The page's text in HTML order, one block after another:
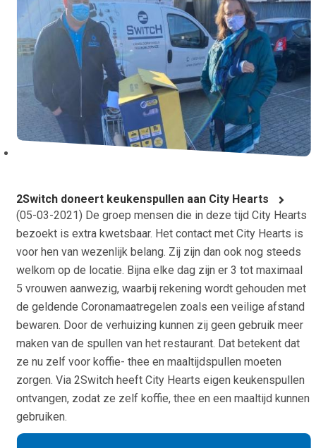
2Switch doneert keukenspullen aan City Hearts
(05-03-2021) De groep mensen die in deze tijd City Hearts
bezoekt is extra kwetsbaar. Het contact met City Hearts is
voor hen van wezenlijk belang. Zij zijn dan ook nog steeds
welkom op de locatie. Bijna elke dag zijn er 3 tot maximaal
5 vrouwen aanwezig, waarbij rekening wordt gehouden met
de geldende Coronamaatregelen zoals een veilige afstand
bewaren. Door de verhuizing kunnen zij geen gebruik meer
maken van de spullen van het restaurant. Dat betekent dat
ze nu zelf voor koffie- thee en maaltijdspullen moeten
zorgen. Via 2Switch heeft City Hearts eigen keukenspullen
ontvangen, zodat ze zelf koffie, thee en een maaltijd kunnen
gebruiken.